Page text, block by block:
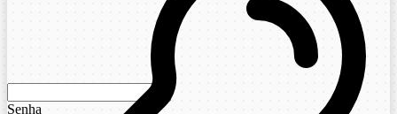
Senha